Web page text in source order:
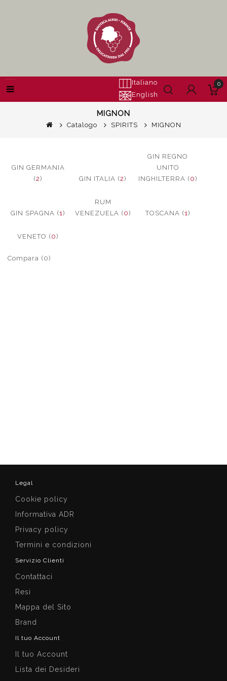
Italiano
English
0
MIGNON
Catalogo SPIRITS MIGNON
GIN GERMANIA
(2) GIN ITALIA (2)
GIN REGNO
UNITO
INGHILTERRA (0)
GIN SPAGNA (1)
RUM
VENEZUELA (0) TOSCANA (1)
VENETO (0)
Compara (0)
Legal
Cookie policy
Informativa ADR
Privacy policy
Termini e condizioni
Servizio Clienti
Contattaci
Resi
Mappa del Sito
Brand
Il tuo Account
Il tuo Account
Lista dei Desideri